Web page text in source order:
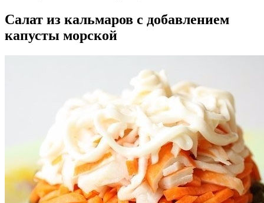
Салат из кальмаров с добавлением
капусты морской